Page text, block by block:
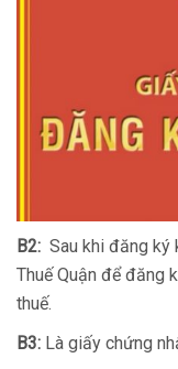
B2: Sau khi đăng ký
Thuế Quận để đăng
thuế.
B3: Là giấy chứng